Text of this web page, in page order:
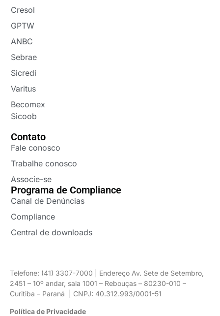
Cresol
GPTW
ANBC
Sebrae
Sicredi
Varitus
Becomex
Sicoob
Contato
Fale conosco
Trabalhe conosco
Associe-se
Programa de Compliance
Canal de Denúncias
Compliance
Central de downloads
Telefone: (41) 3307-7000 | Endereço Av. Sete de Setembro,
2451 – 10º andar, sala 1001 – Rebouças – 80230-010 –
Curitiba – Paraná | CNPJ: 40.312.993/0001-51
Política de Privacidade